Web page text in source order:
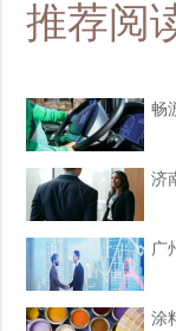
推荐阅
畅
济
广
涂